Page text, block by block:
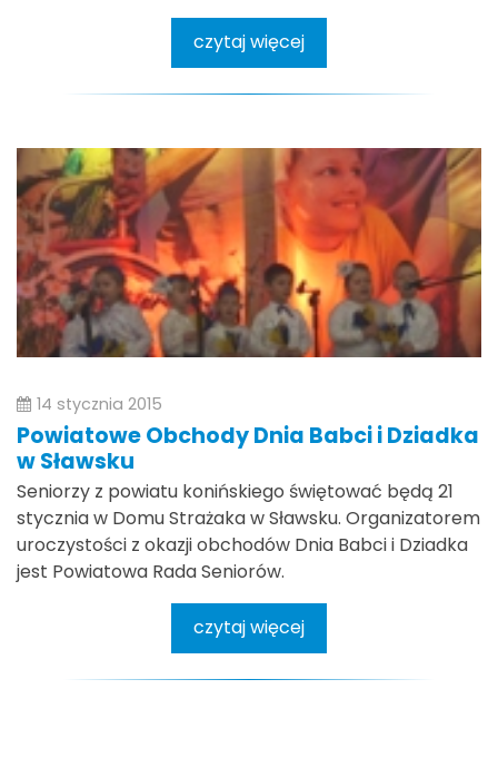
czytaj więcej
14 stycznia 2015
Powiatowe Obchody Dnia Babci i Dziadka
w Sławsku
Seniorzy z powiatu konińskiego świętować będą 21
stycznia w Domu Strażaka w Sławsku. Organizatorem
uroczystości z okazji obchodów Dnia Babci i Dziadka
jest Powiatowa Rada Seniorów.
czytaj więcej